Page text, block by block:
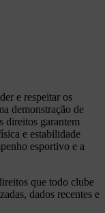
e respeitar os
demonstração de
direitos garantem
e estabilidade
esportivo e a
que todo clube
dados recentes e